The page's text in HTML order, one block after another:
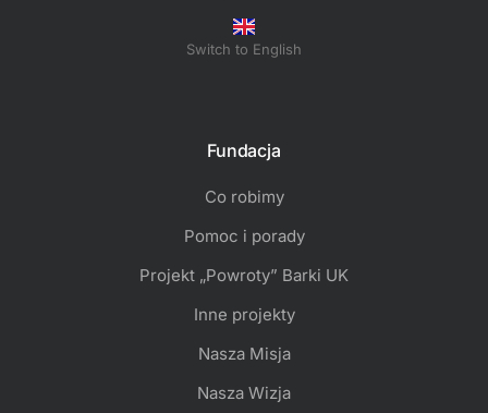
Switch to English
Fundacja
Co robimy
Pomoc i porady
Projekt „Powroty” Barki UK​
Inne projekty
Nasza Misja
Nasza Wizja